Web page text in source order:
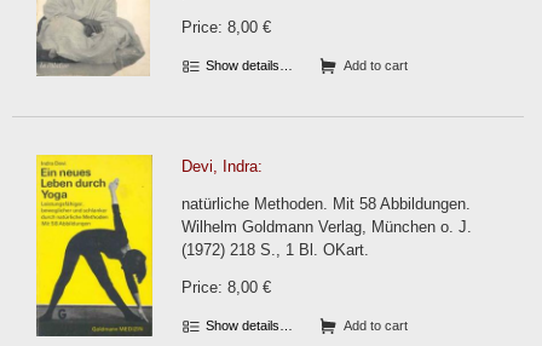
Price: 8,00 €
Show details… Add to cart
Devi, Indra:
natürliche Methoden. Mit 58 Abbildungen.
Wilhelm Goldmann Verlag, München o. J.
(1972) 218 S., 1 Bl. OKart.
Price: 8,00 €
Show details… Add to cart